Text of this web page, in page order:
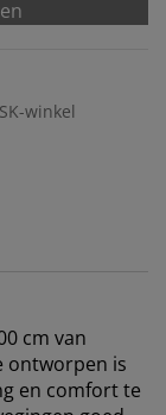
winkel
cm van
ontworpen is
en comfort te